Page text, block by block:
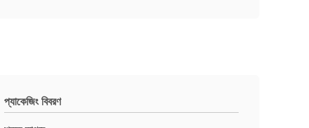
প্যাকেজিং বিবরণ